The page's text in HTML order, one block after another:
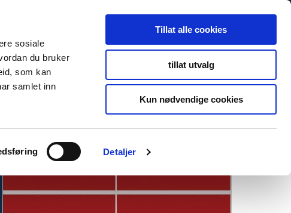
sosiale
du bruker
som kan
samlet inn
Detaljer
Tillat alle cookies
tillat utvalg
Kun nødvendige cookies